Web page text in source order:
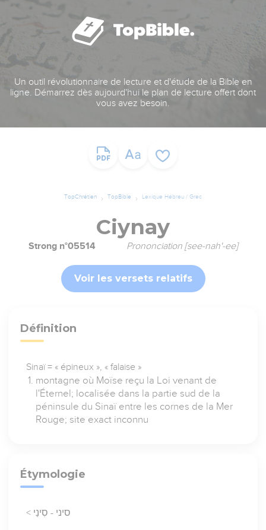
Un outil révolutionnaire de lecture et d'étude de la Bible en
ligne. Démarrez dès aujourd'hui le plan de lecture offert dont
vous avez besoin.
TopChrétien TopBible Lexique Hébreu / Grec
Ciynay
Strong n°05514 Prononciation [see-nah'-ee]
Voir les versets relatifs
Définition
Sinaï = « épineux », « falaise »
montagne où Moïse reçu la Loi venant de
l'Éternel; localisée dans la partie sud de la
péninsule du Sinaï entre les cornes de la Mer
Rouge; site exact inconnu
Étymologie
< סיני - סִינַי